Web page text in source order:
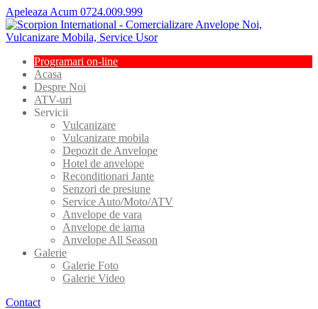
Apeleaza Acum 0724.009.999
Programari on-line
Acasa
Despre Noi
ATV-uri
Servicii
Vulcanizare
Vulcanizare mobila
Depozit de Anvelope
Hotel de anvelope
Reconditionari Jante
Senzori de presiune
Service Auto/Moto/ATV
Anvelope de vara
Anvelope de iarna
Anvelope All Season
Galerie
Galerie Foto
Galerie Video
Contact